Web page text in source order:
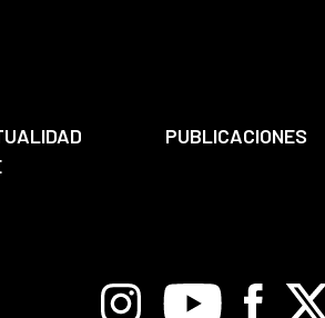
PUBLICACIONES
InstagramYoutube Facebook
X